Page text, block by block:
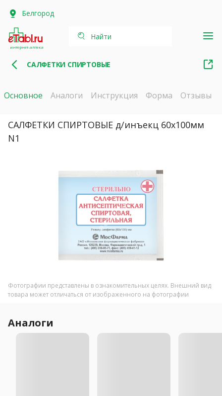
Белгород
интернет-аптека
Найти
САЛФЕТКИ СПИРТОВЫЕ
Основное Аналоги Инструкция Форма Отзывы
САЛФЕТКИ СПИРТОВЫЕ д/инъекц 60х100мм
N1
Фотографии представлены в ознакомительных целях. Внешний вид
товара может отличаться от изображенного на фотографии
Аналоги